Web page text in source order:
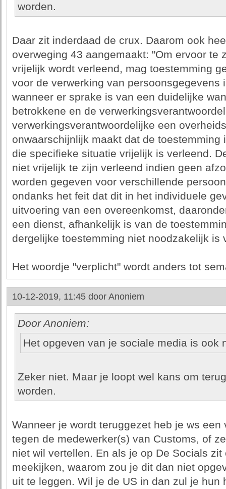
worden.
Daar zit inderdaad de crux. Daarom ook
overweging 43 aangemaakt: "Om ervoor te
vrijelijk wordt verleend, mag toestemming
voor de verwerking van persoonsgegevens
wanneer er sprake is van een duidelijke
betrokkene en de
verwerkingsverantwoordelijke een
onwaarschijnlijk maakt dat de toestemming
die specifieke situatie vrijelijk is verleend.
niet vrijelijk te zijn verleend indien geen
worden gegeven voor verschillende
ondanks het feit dat dit in het individuele
uitvoering van een overeenkomst,
een dienst, afhankelijk is van de
dergelijke toestemming niet noodzakelijk is
Het woordje "verplicht" wordt anders tot
10-12-2019, 11:45 door Anoniem
Door Anoniem:
Het opgeven van je sociale media is ook
Zeker niet. Maar je loopt wel kans om
worden.
Wanneer je wordt teruggezet heb je ws
tegen de medewerker(s) van Customs, of
niet wil vertellen. En als je op De Socials
meekijken, waarom zou je dit dan niet
uit te leggen. Wil je de US in dan zul je hun